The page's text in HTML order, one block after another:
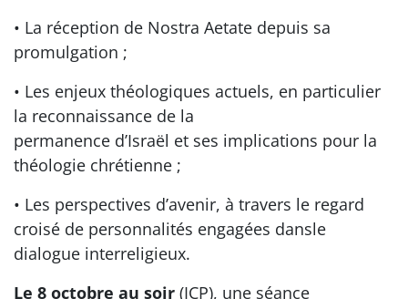
• La réception de Nostra Aetate depuis sa
promulgation ;
• Les enjeux théologiques actuels, en particulier
la reconnaissance de la
permanence d’Israël et ses implications pour la
théologie chrétienne ;
• Les perspectives d’avenir, à travers le regard
croisé de personnalités engagées dansle
dialogue interreligieux.
Le 8 octobre au soir (ICP), une séance